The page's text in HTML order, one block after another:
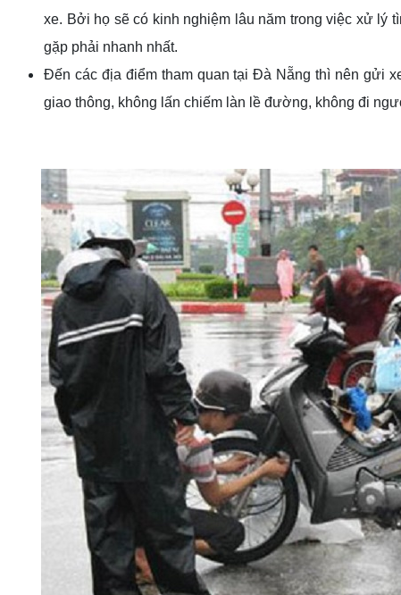
xe. Bởi họ sẽ có kinh nghiệm lâu năm trong việc xử lý
gặp phải nhanh nhất.
Đến các địa điểm tham quan tại Đà Nẵng thì nên gửi
giao thông, không lấn chiếm làn lề đường, không đi